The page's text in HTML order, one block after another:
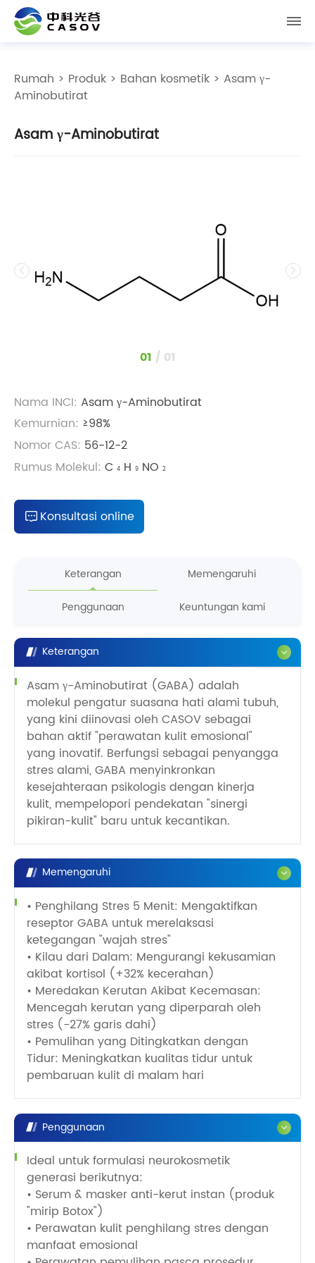
Rumah > Produk > Bahan kosmetik > Asam γ-
Aminobutirat
Asam γ-Aminobutirat
1 / 1
Nama INCI: Asam γ-Aminobutirat
Kemurnian: ≥98%
Nomor CAS: 56-12-2
Rumus Molekul: C 4 H 9 NO 2
Konsultasi online
Keterangan Memengaruhi
Penggunaan Keuntungan kami
Keterangan
Asam γ-Aminobutirat (GABA) adalah
molekul pengatur suasana hati alami tubuh,
yang kini diinovasi oleh CASOV sebagai
bahan aktif "perawatan kulit emosional"
yang inovatif. Berfungsi sebagai penyangga
stres alami, GABA menyinkronkan
kesejahteraan psikologis dengan kinerja
kulit, mempelopori pendekatan "sinergi
pikiran-kulit" baru untuk kecantikan.
Memengaruhi
• Penghilang Stres 5 Menit: Mengaktifkan
reseptor GABA untuk merelaksasi
ketegangan "wajah stres"
• Kilau dari Dalam: Mengurangi kekusamian
akibat kortisol (+32% kecerahan)
• Meredakan Kerutan Akibat Kecemasan:
Mencegah kerutan yang diperparah oleh
stres (-27% garis dahi)
• Pemulihan yang Ditingkatkan dengan
Tidur: Meningkatkan kualitas tidur untuk
pembaruan kulit di malam hari
Penggunaan
Ideal untuk formulasi neurokosmetik
generasi berikutnya:
• Serum & masker anti-kerut instan (produk
"mirip Botox")
• Perawatan kulit penghilang stres dengan
manfaat emosional